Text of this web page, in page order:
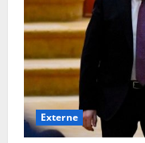
Externe